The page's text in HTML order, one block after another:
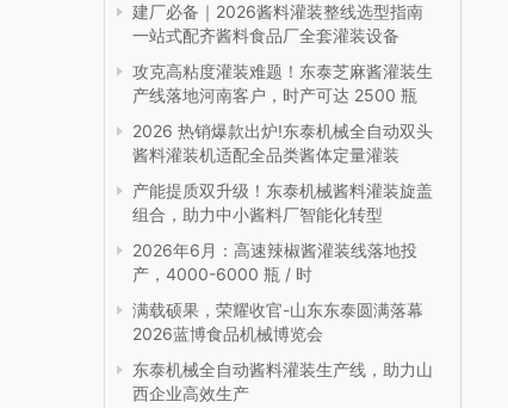
建厂必备｜2026酱料灌装整线选型指南
一站式配齐酱料食品厂全套灌装设备
攻克高粘度灌装难题！东泰芝麻酱灌装生
产线落地河南客户，时产可达 2500 瓶
2026 热销爆款出炉!东泰机械全自动双头
酱料灌装机适配全品类酱体定量灌装
产能提质双升级！东泰机械酱料灌装旋盖
组合，助力中小酱料厂智能化转型
2026年6月：高速辣椒酱灌装线落地投
产，4000-6000 瓶 / 时
满载硕果，荣耀收官-山东东泰圆满落幕
2026蓝博食品机械博览会
东泰机械全自动酱料灌装生产线，助力山
西企业高效生产